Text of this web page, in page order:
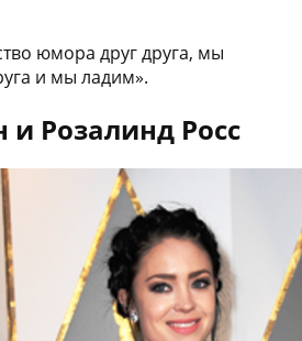
юмора друг друга, мы
и мы ладим».
и Розалинд Росс